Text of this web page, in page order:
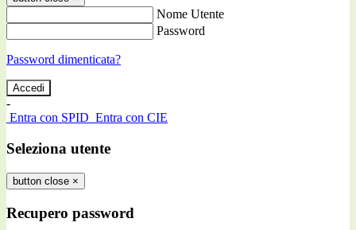
Nome Utente
Password
Password dimenticata?
-
Entra con SPID Entra con CIE
Seleziona utente
button close ×
Recupero password